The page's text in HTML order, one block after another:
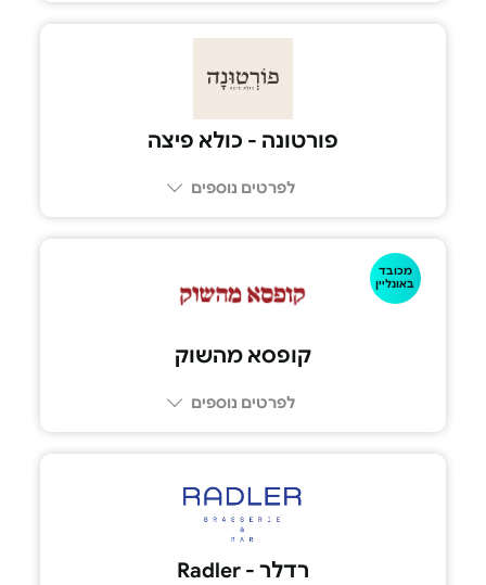
פורטונה - כולא פיצה
לפרטים נוספים
מכובד
באונליין
קופסא מהשוק
לפרטים נוספים
רדלר - Radler